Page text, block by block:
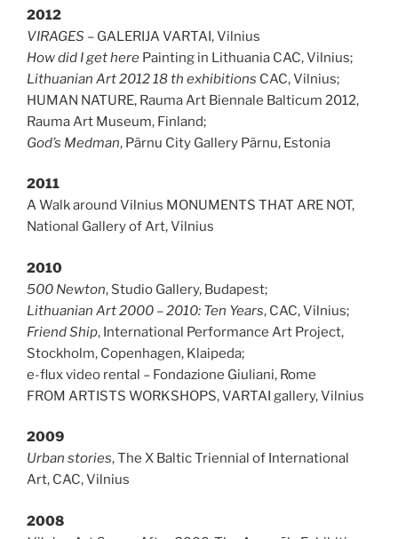
2012
VIRAGES – GALERIJA VARTAI, Vilnius
How did I get here Painting in Lithuania CAC, Vilnius;
Lithuanian Art 2012 18 th exhibitions CAC, Vilnius;
HUMAN NATURE, Rauma Art Biennale Balticum 2012,
Rauma Art Museum, Finland;
God’s Medman, Pärnu City Gallery Pärnu, Estonia
2011
A Walk around Vilnius MONUMENTS THAT ARE NOT,
National Gallery of Art, Vilnius
2010
500 Newton, Studio Gallery, Budapest;
Lithuanian Art 2000 – 2010: Ten Years, CAC, Vilnius;
Friend Ship, International Performance Art Project,
Stockholm, Copenhagen, Klaipeda;
e-flux video rental – Fondazione Giuliani, Rome
FROM ARTISTS WORKSHOPS, VARTAI gallery, Vilnius
2009
Urban stories, The X Baltic Triennial of International
Art, CAC, Vilnius
2008